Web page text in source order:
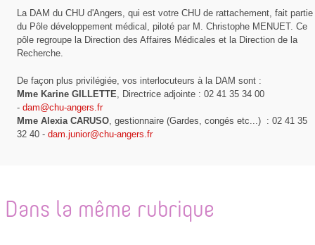
m
e
r
y
e
a
m
g
e
r
La DAM du CHU d'Angers, qui est votre CHU de rattachement, fait partie
du Pôle développement médical, piloté par M. Christophe MENUET. Ce
pôle regroupe la Direction des Affaires Médicales et la Direction de la
Recherche.
De façon plus privilégiée, vos interlocuteurs à la DAM sont :
Mme Karine GILLETTE , Directrice adjointe : 02 41 35 34 00
- dam@chu-angers.fr
Mme Alexia CARUSO , gestionnaire (Gardes, congés etc...) : 02 41 35
32 40 - dam.junior@chu-angers.fr
Dans la même rubrique